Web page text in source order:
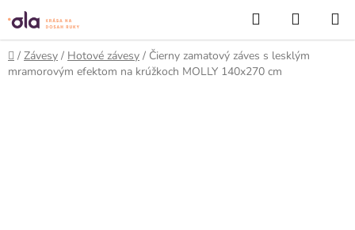
Prejsť
na
obsah
Hľadať
KOŠÍK
Domov
/ Závesy / Hotové závesy / Čierny zamatový záves s lesklým
mramorovým efektom na krúžkoch MOLLY 140x270 cm